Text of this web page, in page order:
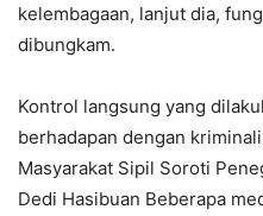
kelembagaan, lanjut dia,
dibungkam.
Kontrol langsung yang
berhadapan dengan
Masyarakat Sipil Soroti
Dedi Hasibuan Beberapa